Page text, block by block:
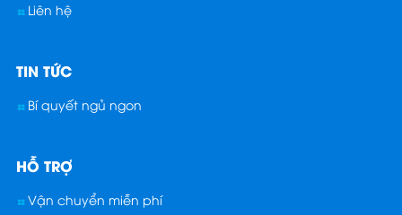
Liên hệ
TIN TỨC
Bí quyết ngủ ngon
HỖ TRỢ
Vận chuyển miễn phí